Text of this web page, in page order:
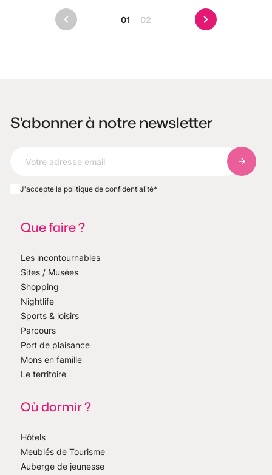
01 02
S'abonner à notre newsletter
J'accepte la politique de confidentialité*
Que faire ?
Les incontournables
Sites / Musées
Shopping
Nightlife
Sports & loisirs
Parcours
Port de plaisance
Mons en famille
Le territoire
Où dormir ?
Hôtels
Meublés de Tourisme
Auberge de jeunesse